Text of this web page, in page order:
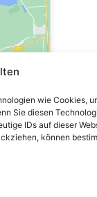
wie Cookies,
Sie diesen
IDs auf dieser
können